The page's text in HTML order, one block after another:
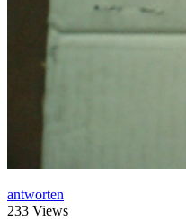
antworten
233 Views